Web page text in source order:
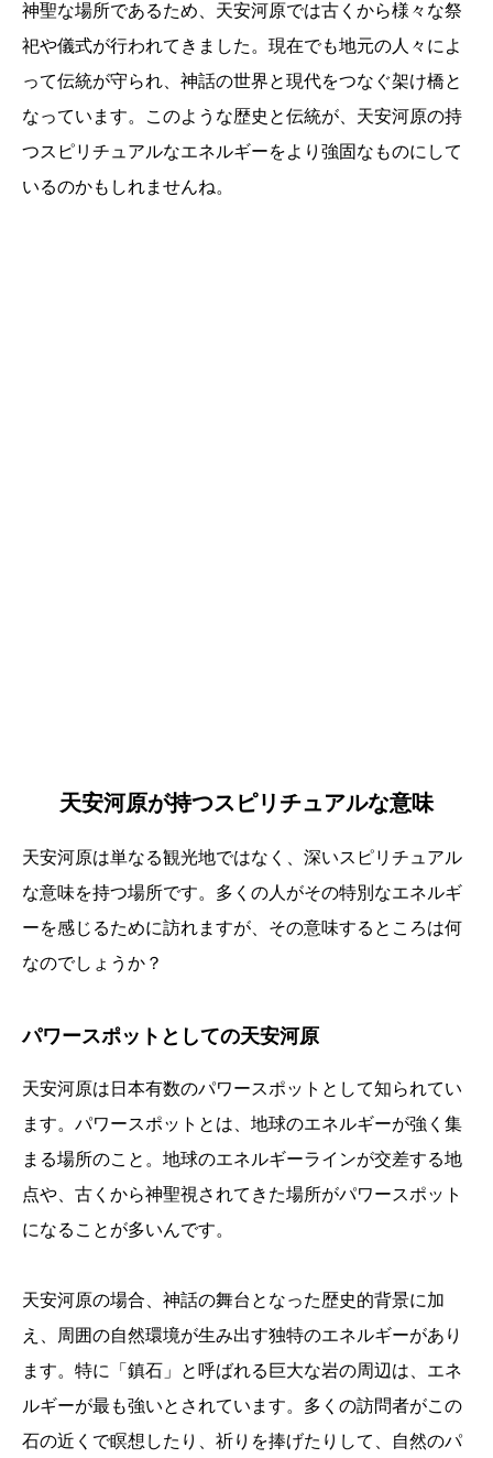
神聖な場所であるため、天安河原では古くから様々な祭
祀や儀式が行われてきました。現在でも地元の人々によ
って伝統が守られ、神話の世界と現代をつなぐ架け橋と
なっています。このような歴史と伝統が、天安河原の持
つスピリチュアルなエネルギーをより強固なものにして
いるのかもしれませんね。
天安河原が持つスピリチュアルな意味
天安河原は単なる観光地ではなく、深いスピリチュアル
な意味を持つ場所です。多くの人がその特別なエネルギ
ーを感じるために訪れますが、その意味するところは何
なのでしょうか？
パワースポットとしての天安河原
天安河原は日本有数のパワースポットとして知られてい
ます。パワースポットとは、地球のエネルギーが強く集
まる場所のこと。地球のエネルギーラインが交差する地
点や、古くから神聖視されてきた場所がパワースポット
になることが多いんです。
天安河原の場合、神話の舞台となった歴史的背景に加
え、周囲の自然環境が生み出す独特のエネルギーがあり
ます。特に「鎮石」と呼ばれる巨大な岩の周辺は、エネ
ルギーが最も強いとされています。多くの訪問者がこの
石の近くで瞑想したり、祈りを捧げたりして、自然のパ